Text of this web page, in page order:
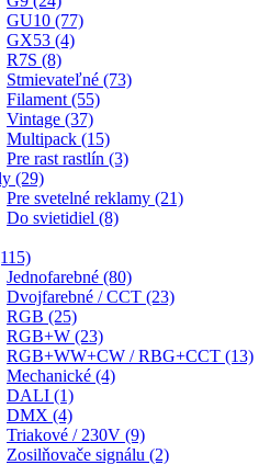
GU10 (77)
GX53 (4)
R7S (8)
Stmievateľné (73)
Filament (55)
Vintage (37)
Multipack (15)
Pre rast rastlín (3)
(29)
Pre svetelné reklamy (21)
Do svietidiel (8)
Jednofarebné (80)
Dvojfarebné / CCT (23)
RGB (25)
RGB+W (23)
RGB+WW+CW / RBG+CCT (13)
Mechanické (4)
DALI (1)
DMX (4)
Triakové / 230V (9)
Zosilňovače signálu (2)